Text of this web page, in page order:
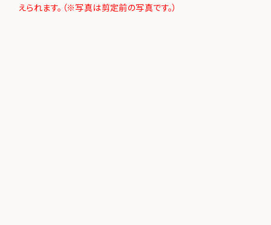
えられます。（※写真は剪定前の写真です。）